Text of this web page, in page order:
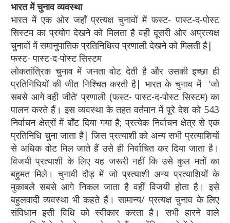
भारत में चुनाव व्यवस्था
भारत में एक ओर जहाँ प्रत्यक्ष चुनावों में फस्ट- पास्ट-द-पोस्ट
सिस्टम का प्रयोग देखने को मिलता है वही दूसरी ओर अप्रत्यक्ष
चुनावों में समानुपातिक प्रतिनिधित्व प्रणाली देखने को मिलती है|
फस्ट- पास्ट-द-पोस्ट सिस्टम
लोकतांत्रिक चुनाव में जनता वोट देती है और उसकी इच्छा ही
प्रतिनिधियों की जीत निश्चित करती है| भारत के चुनाव में 'जो
सबसे आगे वही जीते' प्रणाली (फस्ट- पास्ट-द-पोस्ट सिस्टम) का
पालन करते हैं। इस व्यवस्था के तहत वर्तमान में पूरे देश को 543
निर्वाचन क्षेत्रों में बाँट दिया गया है; प्रत्येक निर्वाचन क्षेत्र से एक
प्रतिनिधि चुना जाता है| जिस प्रत्याशी को अन्य सभी प्रत्याशियों
से अधिक वोट मिल जाते हैं उसे ही निर्वाचित कर दिया जाता है।
विजयी प्रत्याशी के लिए यह जरूरी नहीं कि उसे कुल मतों का
बहुमत मिले। चुनावी दौड़ में जो प्रत्याशी अन्य प्रत्याशियों के
मुकाबले सबसे आगे निकल जाता है वहीं विजयी होता है। इसे
बहुलवादी व्यवस्था भी कहते हैं। सामान्य/ प्रत्यक्ष चुनाव के लिए
संविधान इसी विधि को स्वीकार करता है। सभी हारने वाले